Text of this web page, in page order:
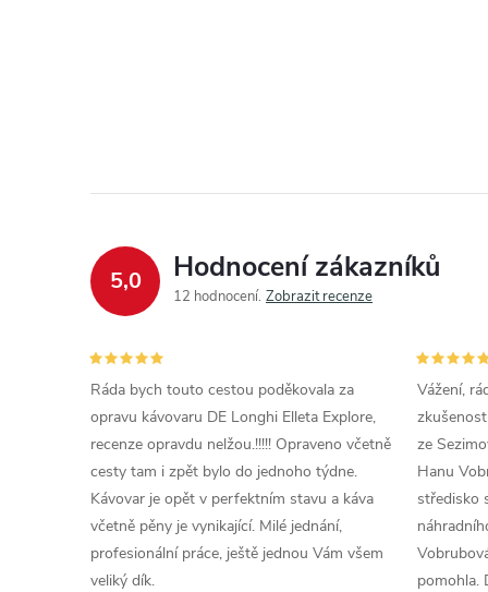
5,0 Hodnocení zákazníků
12 hodnocení Zobrazit recenze
Ráda bych touto cestou poděkovala za
opravu kávovaru DE Longhi Elleta Explore,
recenze opravdu nelžou.!!!!! Opraveno včetně
cesty tam i zpět bylo do jednoho týdne.
Kávovar je opět v perfektním stavu a káva
včetně pěny je vynikající. Milé jednání,
profesionální práce, ještě jednou Vám všem
veliký dík.
Vážení,
ze
Hanu
středisko
pomohla.